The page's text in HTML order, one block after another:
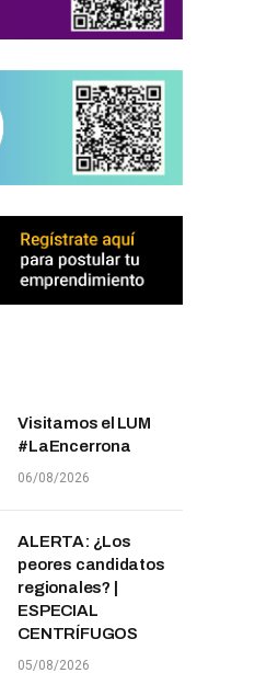
Visitamos el LUM
#LaEncerrona
06/08/2026
ALERTA: ¿Los
peores candidatos
regionales? |
ESPECIAL
CENTRÍFUGOS
05/08/2026